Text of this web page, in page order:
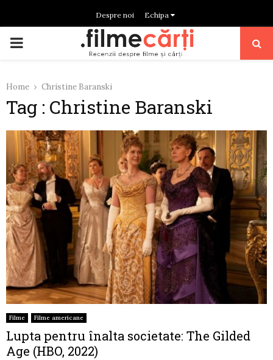
Despre noi Echipa
PRIMARY
Home Christine Baranski
Tag : Christine Baranski
Filme Filme americane
Lupta pentru înalta societate: The Gilded
Age (HBO, 2022)